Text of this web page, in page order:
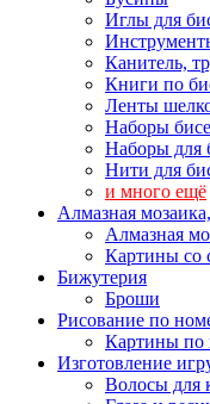
Иглы для
Канитель,
Книги по
Ленты
Наборы
Наборы для
Нити для
и много ещё
Алмазная
Алмазная
Картины co
Бижутерия
Броши
Рисование по
Картины по
Изготовление
Волосы для